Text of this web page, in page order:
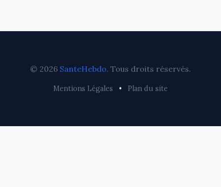
© 2026 SanteHebdo. Tous droits réservés.
Mentions Légales • Plan du site